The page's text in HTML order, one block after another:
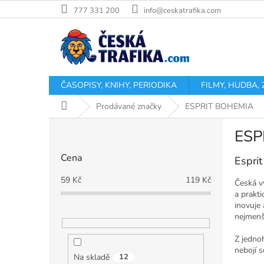
na
777 331 200 info@ceskatrafika.com
ČASOPISY, KNIHY, PERIODIKA FILMY, HUDBA,
Domů Prodávané značky ESPRIT BOHEMIA
Cena
59 Kč 119 Kč
Na skladě 12
Česká
a
inovuje
Z
nebojí